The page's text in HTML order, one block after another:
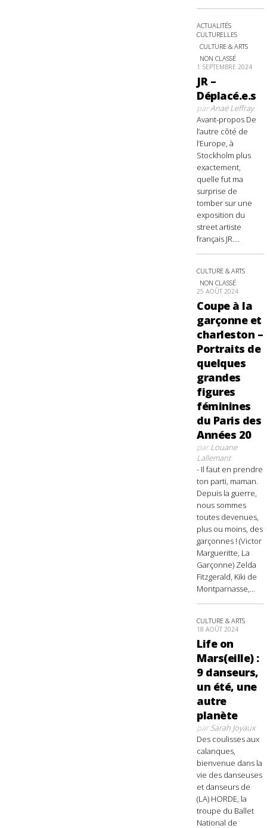
ACTUALITÉS
CULTURELLES
CULTURE & ARTS
NON CLASSÉ
1 SEPTEMBRE 2024
JR –
Déplacé.e.s
parAnaë Leffray
Avant-propos De
l’autre côté de
l’Europe, à
Stockholm plus
exactement,
quelle fut ma
surprise de
tomber sur une
exposition du
street artiste
français JR....
CULTURE & ARTS
NON CLASSÉ
25 AOÛT 2024
Coupe à la
garçonne et
charleston –
Portraits de
quelques
grandes
figures
féminines
du Paris des
Années 20
parLouane
Lallemant
- Il faut en prendre
ton parti, maman.
Depuis la guerre,
nous sommes
toutes devenues,
plus ou moins, des
garçonnes ! (Victor
Margueritte, La
Garçonne) Zelda
Fitzgerald, Kiki de
Montparnasse,...
CULTURE & ARTS
18 AOÛT 2024
Life on
Mars(eille) :
9 danseurs,
un été, une
autre
planète
parSarah Joyaux
Des coulisses aux
calanques,
bienvenue dans la
vie des danseuses
et danseurs de
(LA) HORDE, la
troupe du Ballet
National de